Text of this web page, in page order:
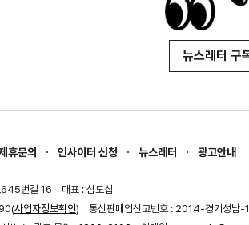
뉴스레터 구
휴문의 인사이터 신청 뉴스레터 광고안내
645번길 16
대표 : 심도섭
사업자정보확인)
통신판매업신고번호 : 2014-경기성남